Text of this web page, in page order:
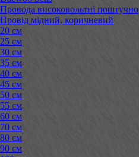
Провода високовольтні поштучно
Провід мідний, коричневий
20 см
25 см
30 см
35 см
40 см
45 см
50 см
55 см
60 см
70 см
80 см
90 см